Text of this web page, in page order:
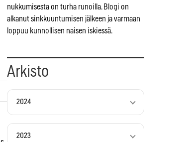
nukkumisesta on turha runoilla. Blogi on
alkanut sinkkuuntumisen jälkeen ja varmaan
loppuu kunnollisen naisen iskiessä.
Arkisto
2024
2023